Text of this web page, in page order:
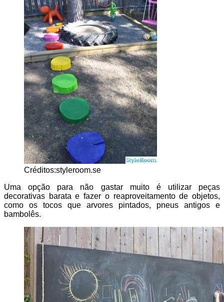
Créditos:styleroom.se
Uma opção para não gastar muito é utilizar peças
decorativas barata e fazer o reaproveitamento de objetos,
como os tocos que arvores pintados, pneus antigos e
bambolês.